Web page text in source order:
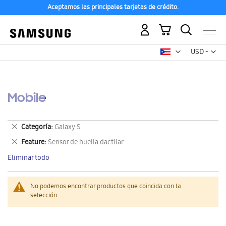
Aceptamos las principales tarjetas de crédito.
USD -
dólar
Mi carrito
Mobile
No podemos encontrar productos que coincida con la
selección.
Categoría Galaxy S
Eliminar
este
artículo
Feature Sensor de huella dactilar
Eliminar
este
artículo
Eliminar todo